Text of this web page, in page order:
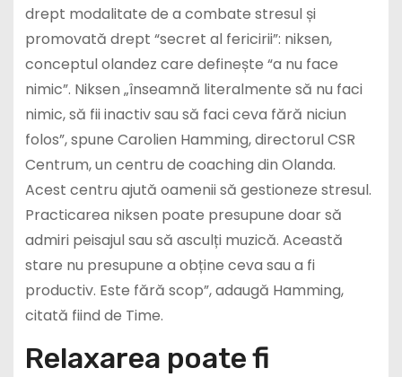
drept modalitate de a combate stresul și
promovată drept “secret al fericirii”: niksen,
conceptul olandez care definește “a nu face
nimic”. Niksen „înseamnă literalmente să nu faci
nimic, să fii inactiv sau să faci ceva fără niciun
folos”, spune Carolien Hamming, directorul CSR
Centrum, un centru de coaching din Olanda.
Acest centru ajută oamenii să gestioneze stresul.
Practicarea niksen poate presupune doar să
admiri peisajul sau să asculți muzică. Această
stare nu presupune a obține ceva sau a fi
productiv. Este fără scop”, adaugă Hamming,
citată fiind de Time.
Relaxarea poate fi